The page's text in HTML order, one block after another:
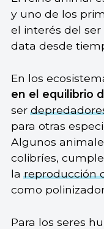
y uno de los
el interés del
data desde
En los
en el equilibrio
ser
para otras
Algunos
colibríes,
lareproducción
como
Para los seres